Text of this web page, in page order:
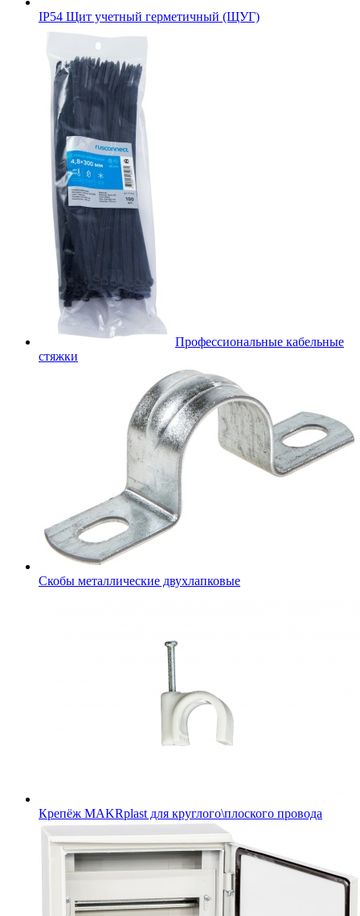
IP54 Щит учетный герметичный (ЩУГ)
Профессиональные кабельные
стяжки
Скобы металлические двухлапковые
Крепёж MAKRplast для круглого\плоского провода